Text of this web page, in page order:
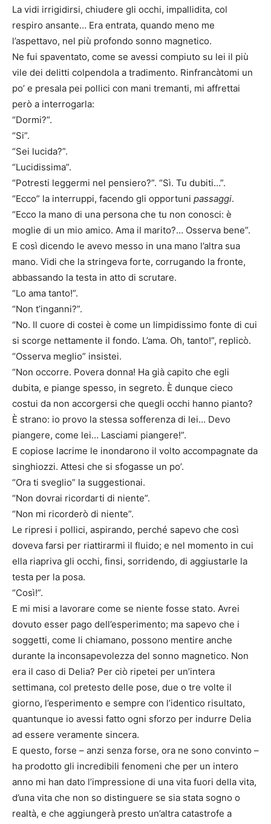
La vidi irrigidirsi, chiudere gli occhi, impallidita, col
respiro ansante… Era entrata, quando meno me
l’aspettavo, nel più profondo sonno magnetico.
Ne fui spaventato, come se avessi compiuto su lei il più
vile dei delitti colpendola a tradimento. Rinfrancàtomi un
po’ e presala pei pollici con mani tremanti, mi affrettai
però a interrogarla:
“Dormi?”.
“Si”.
“Sei lucida?”.
“Lucidissima”.
“Potresti leggermi nel pensiero?”. “Sì. Tu dubiti…”.
“Ecco” la interruppi, facendo gli opportuni passaggi.
“Ecco la mano di una persona che tu non conosci: è
moglie di un mio amico. Ama il marito?… Osserva bene”.
E così dicendo le avevo messo in una mano l’altra sua
mano. Vidi che la stringeva forte, corrugando la fronte,
abbassando la testa in atto di scrutare.
“Lo ama tanto!”.
“Non t’inganni?”.
“No. Il cuore di costei è come un limpidissimo fonte di cui
si scorge nettamente il fondo. L’ama. Oh, tanto!”, replicò.
“Osserva meglio” insistei.
“Non occorre. Povera donna! Ha già capito che egli
dubita, e piange spesso, in segreto. È dunque cieco
costui da non accorgersi che quegli occhi hanno pianto?
È strano: io provo la stessa sofferenza di lei… Devo
piangere, come lei… Lasciami piangere!”.
E copiose lacrime le inondarono il volto accompagnate da
singhiozzi. Attesi che si sfogasse un po’.
“Ora ti sveglio” la suggestionai.
“Non dovrai ricordarti di niente”.
“Non mi ricorderò di niente”.
Le ripresi i pollici, aspirando, perché sapevo che così
doveva farsi per riattirarmi il fluido; e nel momento in cui
ella riapriva gli occhi, finsi, sorridendo, di aggiustarle la
testa per la posa.
“Così!”.
E mi misi a lavorare come se niente fosse stato. Avrei
dovuto esser pago dell’esperimento; ma sapevo che i
soggetti, come li chiamano, possono mentire anche
durante la inconsapevolezza del sonno magnetico. Non
era il caso di Delia? Per ciò ripetei per un’intera
settimana, col pretesto delle pose, due o tre volte il
giorno, l’esperimento e sempre con l’identico risultato,
quantunque io avessi fatto ogni sforzo per indurre Delia
ad essere veramente sincera.
E questo, forse – anzi senza forse, ora ne sono convinto –
ha prodotto gli incredibili fenomeni che per un intero
anno mi han dato l’impressione di una vita fuori della vita,
d’una vita che non so distinguere se sia stata sogno o
realtà, e che aggiungerà presto un’altra catastrofe a